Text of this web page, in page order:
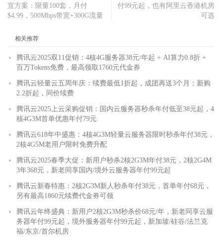
宜方案：限量100套，月付
$4.99，500Mbps带宽+300G流量
付99元起，也有阿里云香港机房
可选
相关推荐
腾讯云2025双11促销：4核4G服务器38元/年起 + AI算力0.8折 +
百万Tokens免费，最高领取1760元代金券
腾讯云轻量云五周年庆：续费最低1折起，成团再送3个月；新购
2.2折起，同价续费
腾讯云2025上云采购促销：国内云服务器秒杀年付低至38元起，4
核4G3M首单优惠年付79元
腾讯云618年中盛惠：4核4G3M轻量云服务器限时秒杀年付38元，
2核4G5M老用户限时免费升配
腾讯云2025春季大促：新用户秒杀2核2G3M年付38元，2核2G4M
3年368元，新老同享国内/境外云服务器年付99元起
腾讯云新春特惠：2核2G3M新人秒杀年付38元，首单年付68元，
另有最高1860元续费代金券可领
腾讯云年终盛典：新用户2核2G3M秒杀价68元/年，新老同享云服
务器年付99元起，境外服务器年付99元起，新加坡/硅谷/法兰克
福/东京/首尔机房